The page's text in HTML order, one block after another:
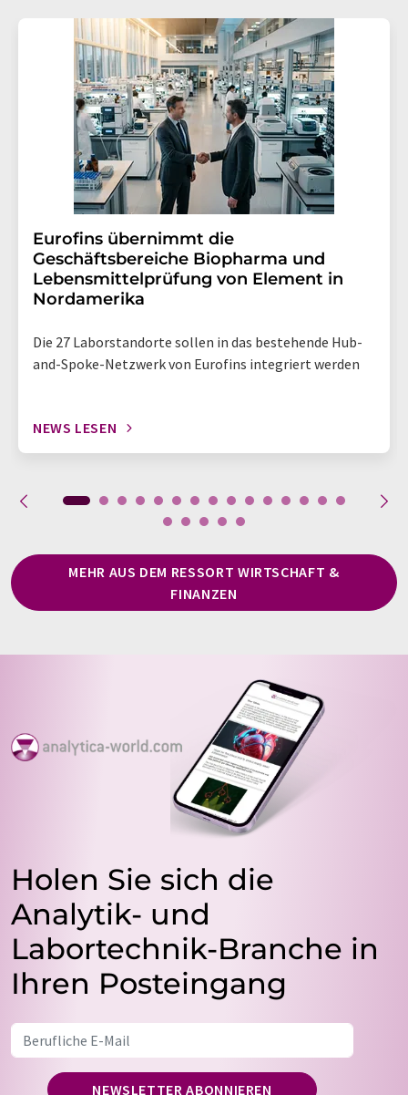
Eurofins übernimmt die
Geschäftsbereiche Biopharma und
Lebensmittelprüfung von Element in
Nordamerika
Die 27 Laborstandorte sollen in das bestehende Hub-
and-Spoke-Netzwerk von Eurofins integriert werden
NEWS LESEN
MEHR AUS DEM RESSORT WIRTSCHAFT &
FINANZEN
Holen Sie sich die
Analytik- und
Labortechnik-Branche in
Ihren Posteingang
NEWSLETTER ABONNIEREN